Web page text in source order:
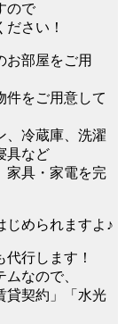
ので
さい！
部屋をご用
件をご用意して
、冷蔵庫、洗濯
具など
家具・家電を完
じめられますよ♪
行します！
なので、
貸契約」「水光